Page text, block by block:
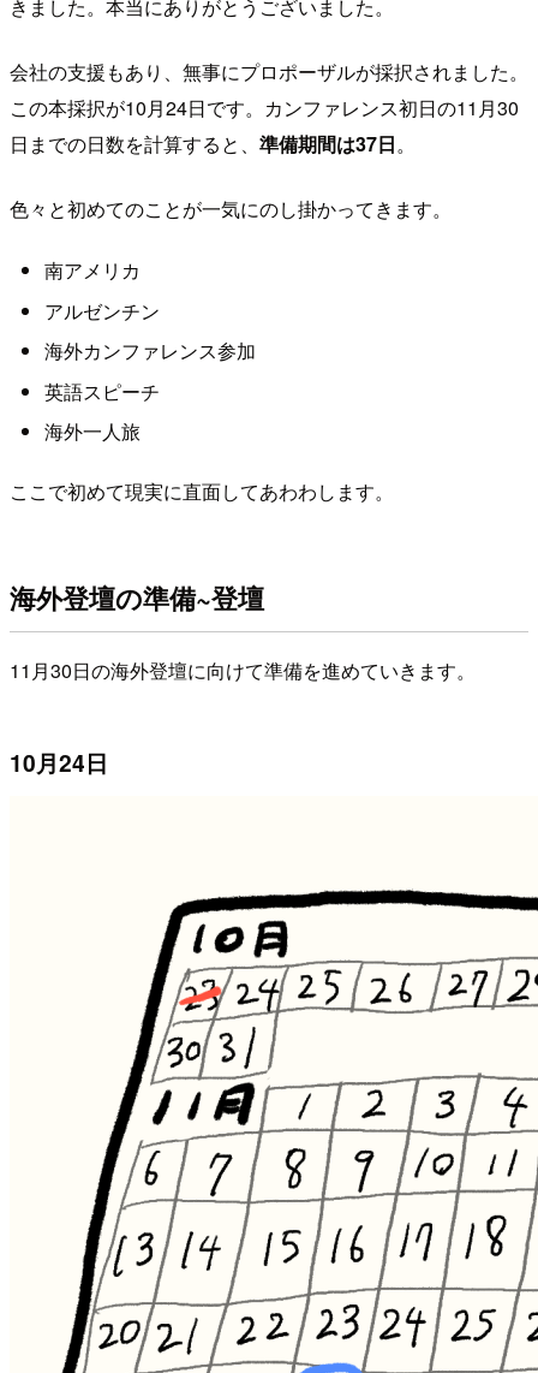
きました。本当にありがとうございました。
会社の支援もあり、無事にプロポーザルが採択されました。
この本採択が10月24日です。カンファレンス初日の11月30
日までの日数を計算すると、 準備期間は37日。
色々と初めてのことが一気にのし掛かってきます。
南アメリカ
アルゼンチン
海外カンファレンス参加
英語スピーチ
海外一人旅
ここで初めて現実に直面してあわわします。
海外登壇の準備~登壇
11月30日の海外登壇に向けて準備を進めていきます。
10月24日